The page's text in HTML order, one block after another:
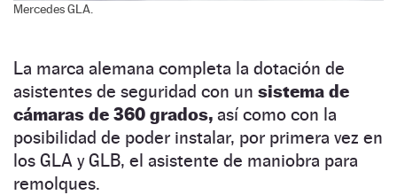
Mercedes GLA.
La marca alemana completa la dotación de
asistentes de seguridad con un sistema de
cámaras de 360 grados, así como con la
posibilidad de poder instalar, por primera vez en
los GLA y GLB, el asistente de maniobra para
remolques.